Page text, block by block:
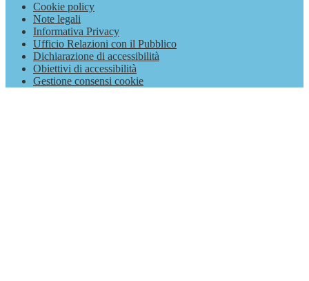
Cookie policy
Note legali
Informativa Privacy
Ufficio Relazioni con il Pubblico
Dichiarazione di accessibilità
Obiettivi di accessibilità
Gestione consensi cookie